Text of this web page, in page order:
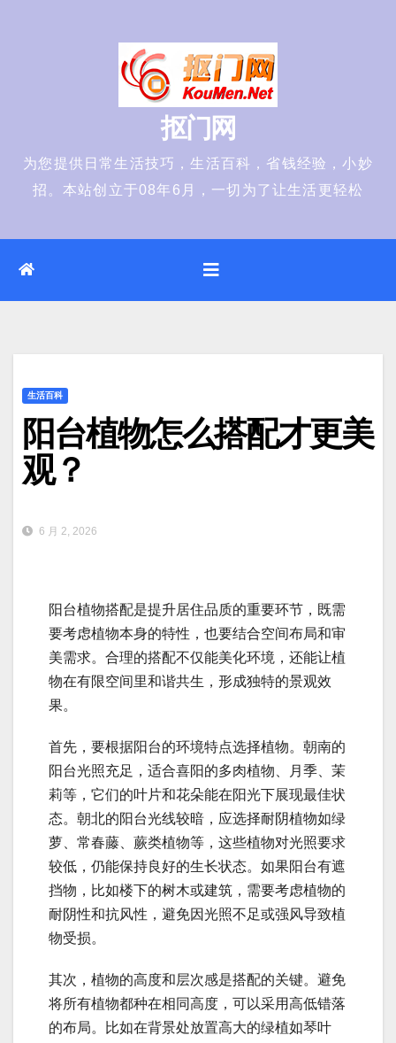
抠门网
为您提供日常生活技巧，生活百科，省钱经验，小妙
招。本站创立于08年6月，一切为了让生活更轻松
生活百科
阳台植物怎么搭配才更美
观？
6 月 2, 2026
阳台植物搭配是提升居住品质的重要环节，既需
要考虑植物本身的特性，也要结合空间布局和审
美需求。合理的搭配不仅能美化环境，还能让植
物在有限空间里和谐共生，形成独特的景观效
果。
首先，要根据阳台的环境特点选择植物。朝南的
阳台光照充足，适合喜阳的多肉植物、月季、茉
莉等，它们的叶片和花朵能在阳光下展现最佳状
态。朝北的阳台光线较暗，应选择耐阴植物如绿
萝、常春藤、蕨类植物等，这些植物对光照要求
较低，仍能保持良好的生长状态。如果阳台有遮
挡物，比如楼下的树木或建筑，需要考虑植物的
耐阴性和抗风性，避免因光照不足或强风导致植
物受损。
其次，植物的高度和层次感是搭配的关键。避免
将所有植物都种在相同高度，可以采用高低错落
的布局。比如在背景处放置高大的绿植如琴叶